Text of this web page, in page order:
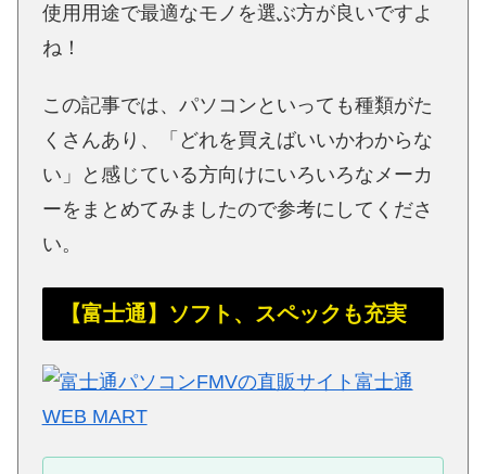
使用用途で最適なモノを選ぶ方が良いですよ
ね！
この記事では、パソコンといっても種類がた
くさんあり、「どれを買えばいいかわからな
い」と感じている方向けにいろいろなメーカ
ーをまとめてみましたので参考にしてくださ
い。
【富士通】ソフト、スペックも充実